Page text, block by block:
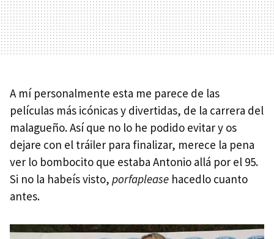
A mí personalmente esta me parece de las
películas más icónicas y divertidas, de la carrera del
malagueño. Así que no lo he podido evitar y os
dejare con el tráiler para finalizar, merece la pena
ver lo bombocito que estaba Antonio allá por el 95.
Si no la habeís visto, porfaplease hacedlo cuanto
antes.